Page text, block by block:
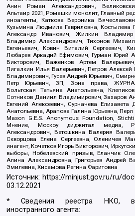
Анин Роман Александрович,
Альтаир 2021, Ромашки монолит, Главный
иноагенты, Каткова Вероника
Кузьмина Людмила Гавриловна,
Александр Иванович, Жилкин
Владимир Александрович, Тихонов
Евгеньевич, Ковин Виталий Сергеевич,
Любарев Аркадий Ефимович, Гурман Юрий
Викторович, Важенков Артем
Пигалкин Илья Валерьевич, Петров
Владимирович, Гусев Андрей Юрьевич,
Петр Юрьевич, ЗП, Зона права,
Вольтская Татьяна Анатольевна,
Сотников Даниил Владимирович, Захаров
Евгений Алексеевич, Сурначева Елизавета
Анатольевна, Арапова Галина Юрьевна,
Mason G.E.S. Anonymous Foundation,
Мнение, Москоу диджитал медиа,
Александрович, Ветошкина Валерия
Скворцова Елена Сергеевна, Оленичев
инагент, Кочетков Игорь Викторович,
выборы, Нобелевский призыв, Еланчик
Алина Александровна, Григорьев Андрей
Эмилевна, Хисамова Регина Фаритовна
Источник: https://minjust.gov.ru/ru/
03.12.2021
* Сведения реестра НКО,
иностранного агента: